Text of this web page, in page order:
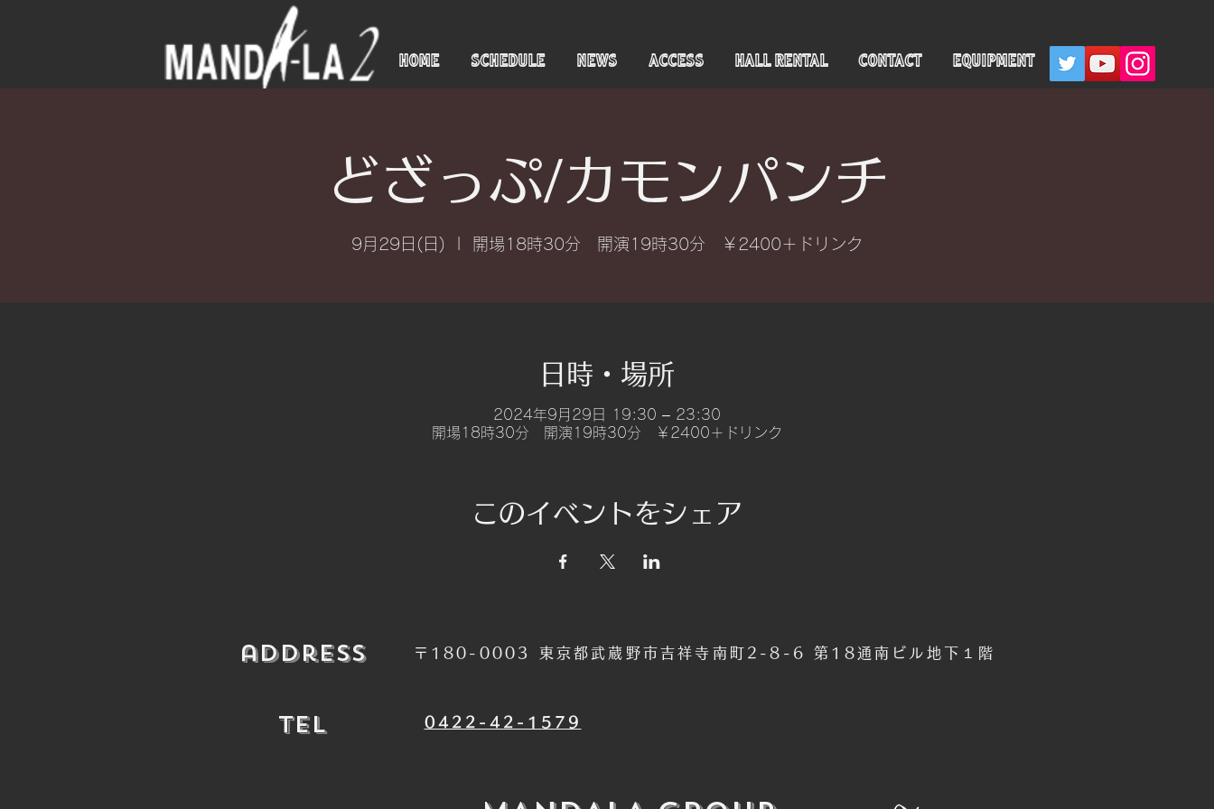
HOME SCHEDULE NEWS ACCESS HALL RENTAL CONTACT EQUIPMENT
どざっぷ/カモンパンチ
9月29日(日) 開場18時30分 開演19時30分 ￥2400＋ドリンク
日時・場所
2024年9月29日 19:30 – 23:30
開場18時30分 開演19時30分 ￥2400＋ドリンク
このイベントをシェア
​address 〒180-0003 東京都武蔵野市吉祥寺南町2-8-6 第18通南ビル地下１階
​TEL ​0422-42-1579